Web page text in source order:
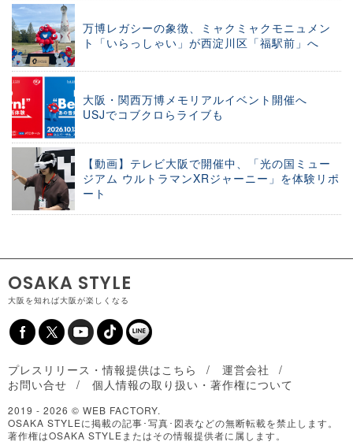
万博レガシーの象徴、ミャクミャクモニュメン
ト「いらっしゃい」が西淀川区「福駅前」へ
大阪・関西万博メモリアルイベント開催へ
USJでコブクロらライブも
【動画】テレビ大阪で開催中、「光の国ミュー
ジアム ウルトラマンXRジャーニー」を体験リポ
ート
OSAKA STYLE
大阪を知れば大阪が楽しくなる
プレスリリース・情報提供はこちら
運営会社
お問い合せ
個人情報の取り扱い・著作権について
2019 - 2026 © WEB FACTORY.
OSAKA STYLEに掲載の記事･写真･図表などの無断転載を禁止します。
著作権はOSAKA STYLEまたはその情報提供者に属します。